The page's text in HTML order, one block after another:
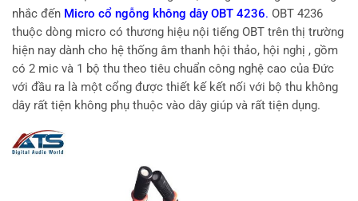
nhắc đến Micro cổ ngỗng không dây OBT 4236. OBT 4236
thuộc dòng micro có thương hiệu nội tiếng OBT trên thị trường
hiện nay dành cho hệ thống âm thanh hội thảo, hội nghị , gồm
có 2 mic và 1 bộ thu theo tiêu chuẩn công nghệ cao của Đức
với đầu ra là một cổng được thiết kế kết nối với bộ thu không
dây rất tiện không phụ thuộc vào dây giúp và rất tiện dụng.